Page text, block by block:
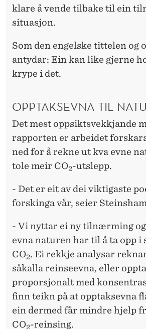
klare å vende tilbake til ein
situasjon.
Som den engelske tittelen og
antydar: Ein kan like gjerne
krype i det.
OPPTAKSEVNA TIL
Det mest oppsiktsvekkjande
rapporten er arbeidet
ned for å rekne ut kva evne
tole meir CO2-utslepp.
- Det er eit av dei viktigaste
forskinga vår, seier
- Vi nyttar ei ny tilnærming
evna naturen har til å ta opp i
CO2. Ei rekkje analysar
såkalla reinseevna, eller
proporsjonalt med
finn teikn på at opptaksevna
ein dermed får mindre hjelp
CO2-reinsing.